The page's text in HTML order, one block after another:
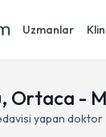
Uzmanlar
Ortaca -
yapan doktor